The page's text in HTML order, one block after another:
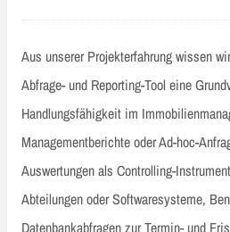
Aus unserer Projekterfahrung wissen
Abfrage- und Reporting-Tool eine
Handlungsfähigkeit im
Managementberichte oder Ad-hoc-
Auswertungen als Controlling-
Abteilungen oder Softwaresysteme,
Datenbankabfragen zur Termin- und